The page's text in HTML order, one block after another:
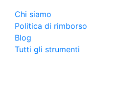
Chi siamo
Politica di rimborso
Blog
Tutti gli strumenti